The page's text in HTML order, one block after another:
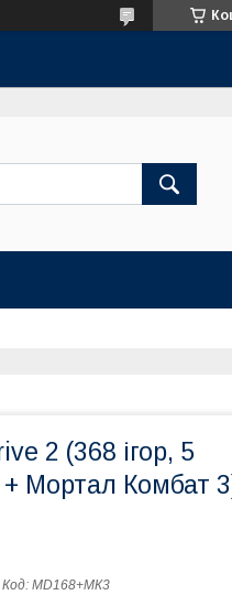
2 (368 ігор, 5
Мортал Комбат
Код: MD168+МК3